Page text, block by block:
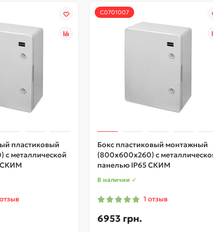
пластиковый
с металлической
СКИМ
С0701007
Бокс пластиковый монтажный
(800x600x260) с
панелью IP65 СКИМ
В наличии ✓
1 отзыв
6953 грн.